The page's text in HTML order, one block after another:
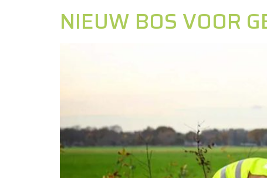
NIEUW BOS VOOR